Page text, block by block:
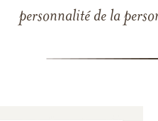
personnalité de la